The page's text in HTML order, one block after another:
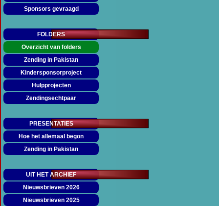
Sponsors gevraagd
FOLDERS
Overzicht van folders
Zending in Pakistan
Kindersponsorproject
Hulpprojecten
Zendingsechtpaar
PRESENTATIES
Hoe het allemaal begon
Zending in Pakistan
UIT HET ARCHIEF
Nieuwsbrieven 2026
Nieuwsbrieven 2025